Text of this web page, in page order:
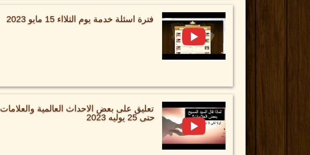
فترة اسئلة خدمة يوم الثلااء 15 مايو 2023
تعليق على بعض الاحداث العالمية والعلامات
حتى 25 يوليه 2023